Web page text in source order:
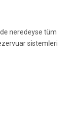
neredeyse tüm
sistemleri